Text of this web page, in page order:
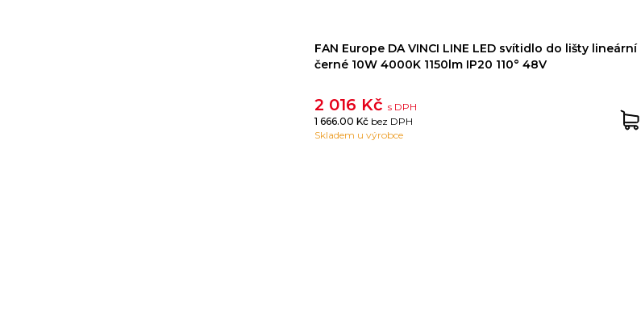
FAN Europe DA VINCI LINE LED svítidlo do lišty lineární
černé 10W 4000K 1150lm IP20 110° 48V
2 016 Kč s DPH
1 666.00 Kč bez DPH
Skladem u výrobce